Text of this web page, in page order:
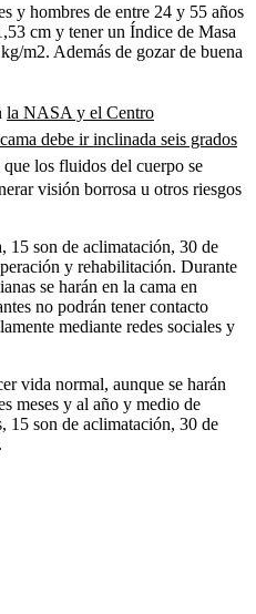
y hombres de entre 24 y 55 años
cm y tener un Índice de Masa
m2. Además de gozar de buena
la NASA y el Centro
debe ir inclinada seis grados
los fluidos del cuerpo se
visión borrosa u otros riesgos
15 son de aclimatación, 30 de
y rehabilitación. Durante
se harán en la cama en
no podrán tener contacto
mediante redes sociales y
vida normal, aunque se harán
meses y al año y medio de
15 son de aclimatación, 30 de